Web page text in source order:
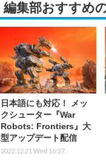
編集部おすすめ
日本語にも対応！ メッ
クシューター『War
Robots: Frontiers』大
型アップデート配信
2022.12.21 Wed 16:27